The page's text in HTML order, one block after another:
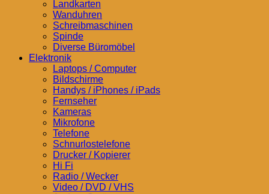
Landkarten
Wanduhren
Schreibmaschinen
Spinde
Diverse Büromöbel
Elektronik
Laptops / Computer
Bildschirme
Handys / iPhones / iPads
Fernseher
Kameras
Mikrofone
Telefone
Schnurlostelefone
Drucker / Kopierer
Hi Fi
Radio / Wecker
Video / DVD / VHS